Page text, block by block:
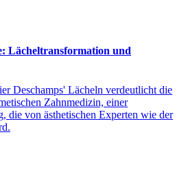
Lächeltransformation und
Deschamps' Lächeln verdeutlicht die
Zahnmedizin, einer
die von ästhetischen Experten wie der